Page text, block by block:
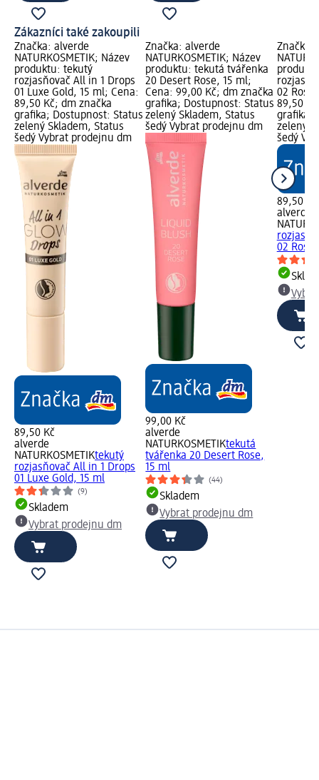
Zákazníci také zakoupili
Značka: alverde
NATURKOSMETIK; Název
produktu: tekutý
rozjasňovač All in 1 Drops
01 Luxe Gold, 15 ml; Cena:
89,50 Kč; dm značka
grafika; Dostupnost: Status
zelený Skladem, Status
šedý Vybrat prodejnu dm
89,50 Kč
alverde
NATURKOSMETIKtekutý
rozjasňovač All in 1 Drops
01 Luxe Gold, 15 ml
(9)
Skladem
Vybrat prodejnu dm
Značka: alverde
NATURKOSMETIK; Název
produktu: tekutá tvářenka
20 Desert Rose, 15 ml;
Cena: 99,00 Kč; dm značka
grafika; Dostupnost: Status
zelený Skladem, Status
šedý Vybrat prodejnu dm
99,00 Kč
alverde
NATURKOSMETIKtekutá
tvářenka 20 Desert Rose,
15 ml
(44)
Skladem
Vybrat prodejnu dm
Značka:
02 Rosy
89,50
grafika;
zelený
šedý
89,50 Kč
alverde
02 Rosy